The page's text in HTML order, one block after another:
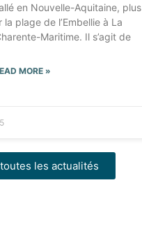
en Nouvelle-Aquitaine, plus
plage de l’Embellie à La
Maritime. Il s’agit de
MORE »
les actualités